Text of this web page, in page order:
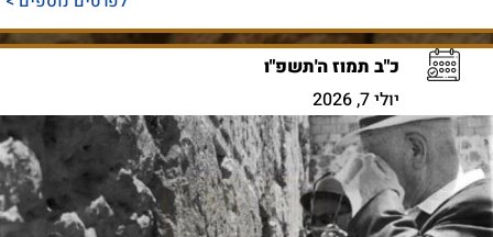
כ"ב תמוז ה'תשפ"ו
יולי 7, 2026